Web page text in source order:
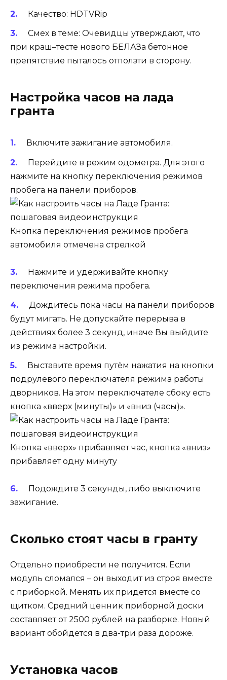
Качество: HDTVRip
Смех в теме: Очевидцы утверждают, что
при краш–тесте нового БЕЛАЗа бетонное
препятствие пыталось отползти в сторону.
Настройка часов на лада
гранта
Включите зажигание автомобиля.
Перейдите в режим одометра. Для этого
нажмите на кнопку переключения режимов
пробега на панели приборов.
Кнопка переключения режимов пробега
автомобиля отмечена стрелкой
Нажмите и удерживайте кнопку
переключения режима пробега.
Дождитесь пока часы на панели приборов
будут мигать. Не допускайте перерыва в
действиях более 3 секунд, иначе Вы выйдите
из режима настройки.
Выставите время путём нажатия на кнопки
подрулевого переключателя режима работы
дворников. На этом переключателе сбоку есть
кнопка «вверх (минуты)» и «вниз (часы)».
Кнопка «вверх» прибавляет час, кнопка «вниз»
прибавляет одну минуту
Подождите 3 секунды, либо выключите
зажигание.
Сколько стоят часы в гранту
Отдельно приобрести не получится. Если
модуль сломался – он выходит из строя вместе
с приборкой. Менять их придется вместе со
щитком. Средний ценник приборной доски
составляет от 2500 рублей на разборке. Новый
вариант обойдется в два-три раза дороже.
Установка часов